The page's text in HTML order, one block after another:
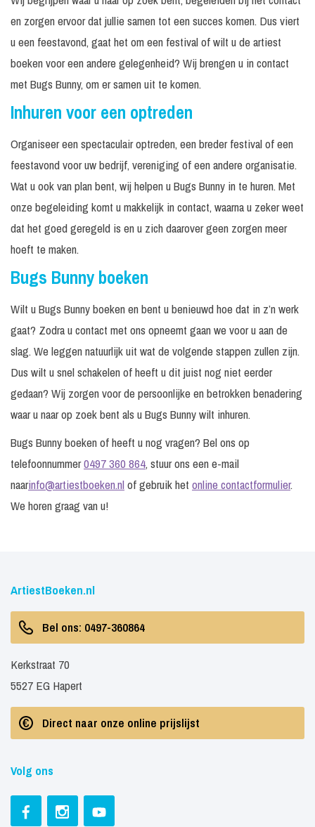
en zorgen ervoor dat jullie samen tot een succes komen. Dus viert
u een feestavond, gaat het om een festival of wilt u de artiest
boeken voor een andere gelegenheid? Wij brengen u in contact
met Bugs Bunny, om er samen uit te komen.
Inhuren voor een optreden
Organiseer een spectaculair optreden, een breder festival of een
feestavond voor uw bedrijf, vereniging of een andere organisatie.
Wat u ook van plan bent, wij helpen u Bugs Bunny in te huren. Met
onze begeleiding komt u makkelijk in contact, waarna u zeker weet
dat het goed geregeld is en u zich daarover geen zorgen meer
hoeft te maken.
Bugs Bunny boeken
Wilt u Bugs Bunny boeken en bent u benieuwd hoe dat in z’n werk
gaat? Zodra u contact met ons opneemt gaan we voor u aan de
slag. We leggen natuurlijk uit wat de volgende stappen zullen zijn.
Dus wilt u snel schakelen of heeft u dit juist nog niet eerder
gedaan? Wij zorgen voor de persoonlijke en betrokken benadering
waar u naar op zoek bent als u Bugs Bunny wilt inhuren.
Bugs Bunny boeken of heeft u nog vragen? Bel ons op
telefoonnummer0497 360 864, stuur ons een e-mail
naarinfo@artiestboeken.nlof gebruik het online contactformulier.
We horen graag van u!
ArtiestBoeken.nl
Bel ons: 0497-360864
Kerkstraat 70
5527 EG Hapert
Direct naar onze online prijslijst
Volg ons